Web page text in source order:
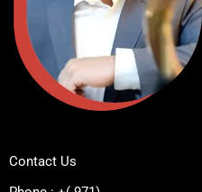
Contact Us